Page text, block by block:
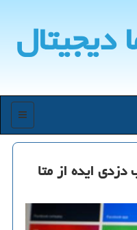
دیجیتال
منو
ایده از متا